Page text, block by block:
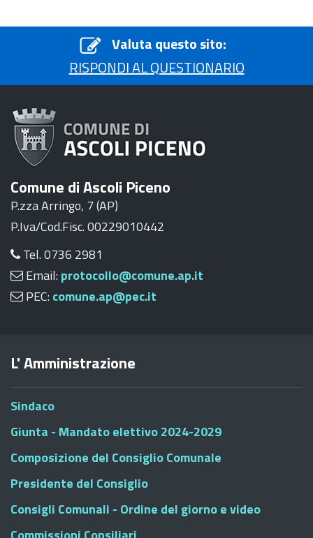
Valuta questo sito:
RISPONDI AL QUESTIONARIO
Comune di Ascoli Piceno
P.zza Arringo, 7 (AP)
P.Iva/Cod.Fisc. 00229010442
Tel. 0736 2981
Email: protocollo@comune.ap.it
PEC: comune.ap@pec.it
L' Amministrazione
Sindaco
Giunta - Mandato elettivo 2024-2029
Composizione del Consiglio Comunale
Presidente del Consiglio
Consigli Comunali - Ordine del giorno e video